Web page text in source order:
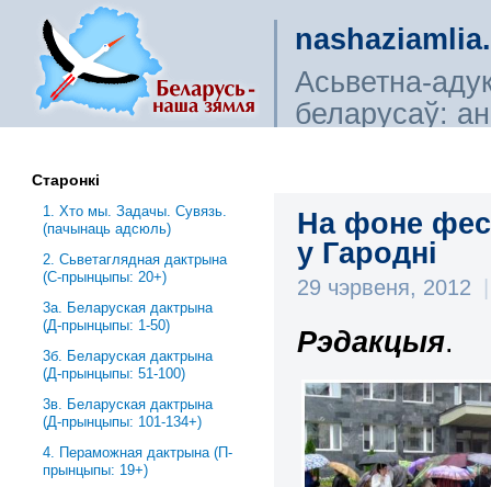
Асьветна-
беларусаў:
На фоне
у Гародні
29 чэрвеня, 2012 |
Рэдакцыя.
Старонкі
1. Хто мы. Задачы. Сувязь.
(пачынаць адсюль)
2. Сьветаглядная дактрына
(С-прынцыпы: 20+)
3a. Беларуская дактрына
(Д-прынцыпы: 1-50)
3б. Беларуская дактрына
(Д-прынцыпы: 51-100)
3в. Беларуская дактрына
(Д-прынцыпы: 101-134+)
4. Пераможная дактрына (П-
прынцыпы: 19+)